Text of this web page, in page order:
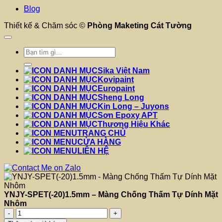
Blog
Thiết kế & Chăm sóc © Phòng Maketing Cát Tường
Tìm
kiếm:
Sika Việt Nam
Kovipaint
Europaint
Sheng Long
Kin Long – Juyons
Sơn Epoxy APT
Thương Hiệu Khác
TRANG CHỦ
CỬA HÀNG
LIÊN HỆ
YNJY-SPET(-20)1.5mm – Màng Chống Thấm Tự Dính Mặt
Nhôm
YNJY-